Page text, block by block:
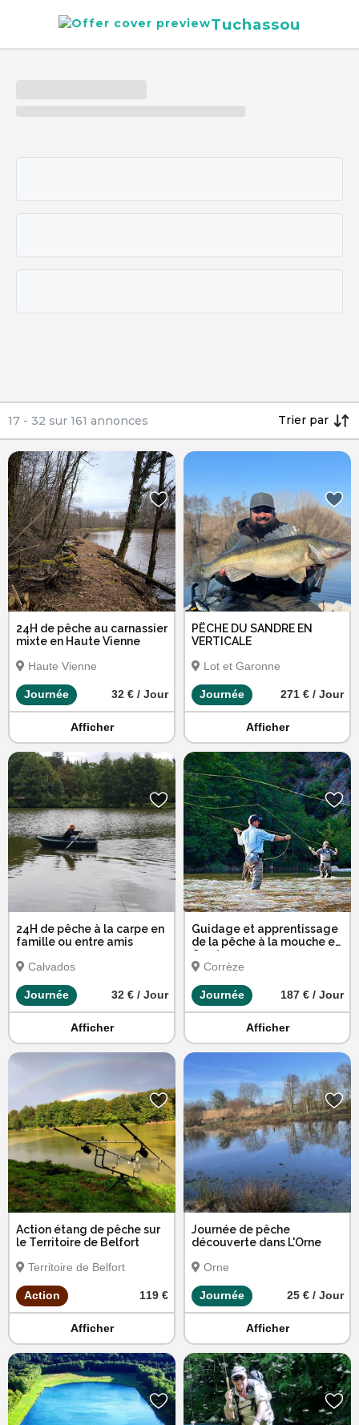
Tuchassou
17 - 32 sur 161 annonces Trier par
24H de pêche au carnassier
mixte en Haute Vienne
Haute Vienne
Journée 32 € / Jour
Afficher
PËCHE DU SANDRE EN
VERTICALE
Lot et Garonne
Journée 271 € / Jour
Afficher
24H de pêche à la carpe en
famille ou entre amis
Calvados
Journée 32 € / Jour
Afficher
Guidage et apprentissage
de la pêche à la mouche en
Corrèze
Corrèze
Journée 187 € / Jour
Afficher
Action étang de pêche sur
le Territoire de Belfort
Territoire de Belfort
Action 119 €
Afficher
Journée de pêche
découverte dans L'Orne
Orne
Journée 25 € / Jour
Afficher